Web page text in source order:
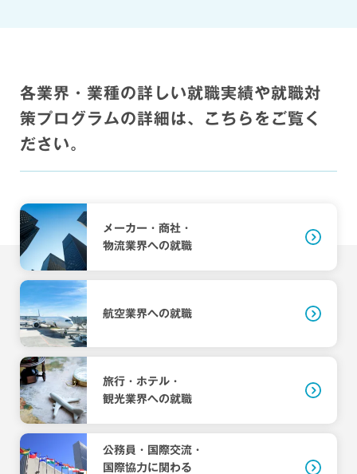
各業界・業種の詳しい就職実績や就職対
策プログラムの詳細は、こちらをご覧く
ださい。
メーカー・商社・
物流業界への就職
航空業界への就職
旅行・ホテル・
観光業界への就職
公務員・国際交流・
国際協力に関わる